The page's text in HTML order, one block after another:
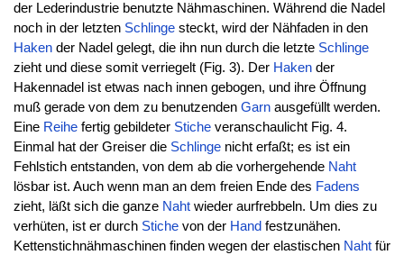
der Lederindustrie benutzte Nähmaschinen. Während die Nadel
noch in der letzten Schlingesteckt, wird der Nähfaden in den
Hakender Nadel gelegt, die ihn nun durch die letzte Schlinge
zieht und diese somit verriegelt (Fig. 3). Der Hakender
Hakennadel ist etwas nach innen gebogen, und ihre Öffnung
muß gerade von dem zu benutzenden Garnausgefüllt werden.
Eine Reihefertig gebildeter Sticheveranschaulicht Fig. 4.
Einmal hat der Greiser die Schlingenicht erfaßt; es ist ein
Fehlstich entstanden, von dem ab die vorhergehende Naht
lösbar ist. Auch wenn man an dem freien Ende des Fadens
zieht, läßt sich die ganze Nahtwieder aurfrebbeln. Um dies zu
verhüten, ist er durch Stichevon der Hand festzunähen.
Kettenstichnähmaschinen finden wegen der elastischen Nahtfür